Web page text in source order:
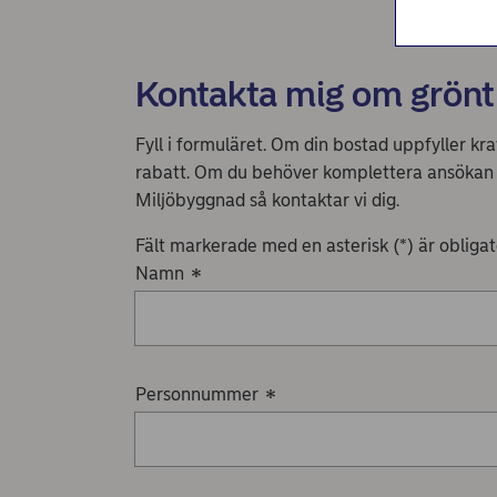
Kontakta mig om
Fyll i formuläret. Om din bostad uppfyller
rabatt. Om du behöver komplettera
Miljöbyggnad så kontaktar vi dig.
Fält markerade med en asterisk (*) är
Namn *
Personnummer *